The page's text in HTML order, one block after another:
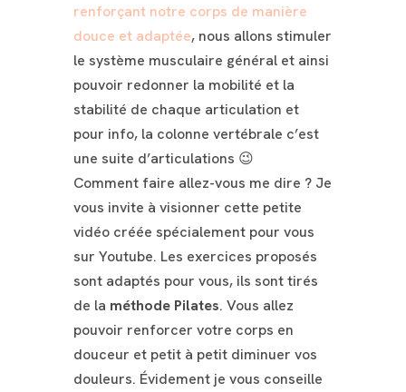
renforçant notre corps de manière
douce et adaptée, nous allons stimuler
le système musculaire général et ainsi
pouvoir redonner la mobilité et la
stabilité de chaque articulation et
pour info, la colonne vertébrale c’est
une suite d’articulations 😉
Comment faire allez-vous me dire ? Je
vous invite à visionner cette petite
vidéo créée spécialement pour vous
sur Youtube. Les exercices proposés
sont adaptés pour vous, ils sont tirés
de la méthode Pilates. Vous allez
pouvoir renforcer votre corps en
douceur et petit à petit diminuer vos
douleurs. Évidement je vous conseille